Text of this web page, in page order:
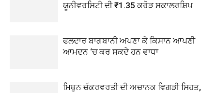
ਯੂਨੀਵਰਸਿਟੀ ਦੀ ₹1.35 ਕਰੋੜ ਸਕਾਲਰਸ਼ਿਪ
ਫਲਦਾਰ ਬਾਗਬਾਨੀ ਅਪਣਾ ਕੇ ਕਿਸਾਨ ਆਪਣੀ
ਆਮਦਨ ‘ਚ ਕਰ ਸਕਦੇ ਹਨ ਵਾਧਾ
ਮਿਥੁਨ ਚੱਕਰਵਰਤੀ ਦੀ ਅਚਾਨਕ ਵਿਗੜੀ ਸਿਹਤ,